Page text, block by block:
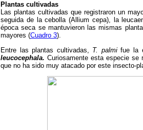
Plantas cultivadas
Las plantas cultivadas que registraron un
seguida de la cebolla (Allium cepa), la
época seca se mantuvieron las mismas
mayores (Cuadro 3).
Entre las plantas cultivadas, T. palmifue la
leucocephala. Curiosamente esta especie se
que no ha sido muy atacado por este insecto-